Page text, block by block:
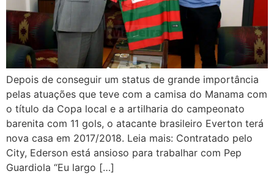
Depois de conseguir um status de grande importância
pelas atuações que teve com a camisa do Manama com
o título da Copa local e a artilharia do campeonato
barenita com 11 gols, o atacante brasileiro Everton terá
nova casa em 2017/2018. Leia mais: Contratado pelo
City, Ederson está ansioso para trabalhar com Pep
Guardiola “Eu largo […]